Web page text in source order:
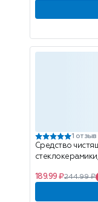
1 отзыв
Средство
189.99 ₽244.99 ₽